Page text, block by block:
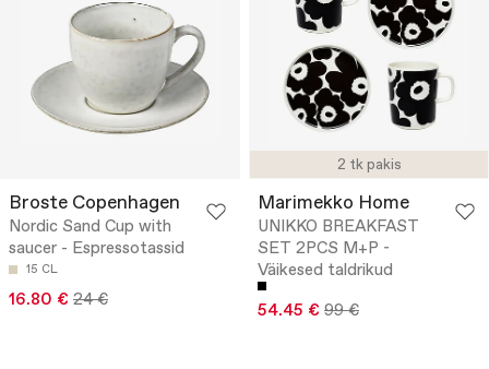
Broste Copenhagen
Nordic Sand Cup with
saucer - Espressotassid
15 CL
16.80 € 24 €
2 tk pakis
Marimekko Home
UNIKKO BREAKFAST
SET 2PCS M+P -
Väikesed taldrikud
54.45 € 99 €